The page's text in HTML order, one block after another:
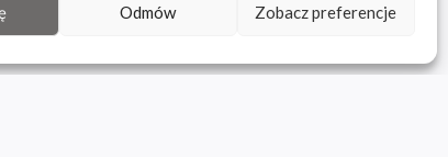
Odmów Zobacz preferencje